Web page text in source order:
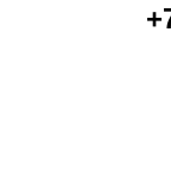
выдал Вашу